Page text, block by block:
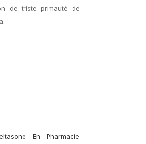
de triste primauté de
En Pharmacie